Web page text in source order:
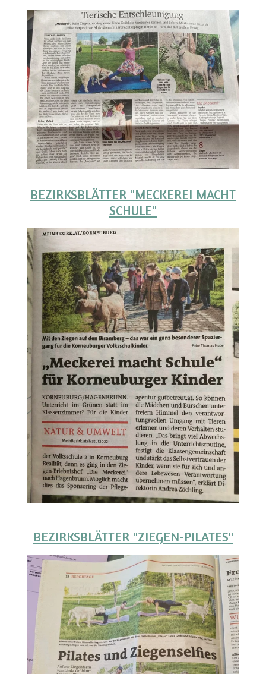
BEZIRKSBLÄTTER "MECKEREI MACHT
SCHULE"
BEZIRKSBLÄTTER "ZIEGEN-PILATES"